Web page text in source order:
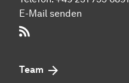
E-Mail senden
Team